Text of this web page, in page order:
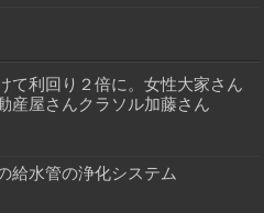
て利回り２倍に。女性大家さん
産屋さんクラソル加藤さん
給水管の浄化システム